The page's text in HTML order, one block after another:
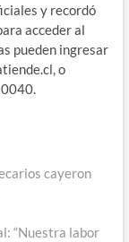
y recordó
acceder al
pueden ingresar
o
cayeron
“Nuestra labor